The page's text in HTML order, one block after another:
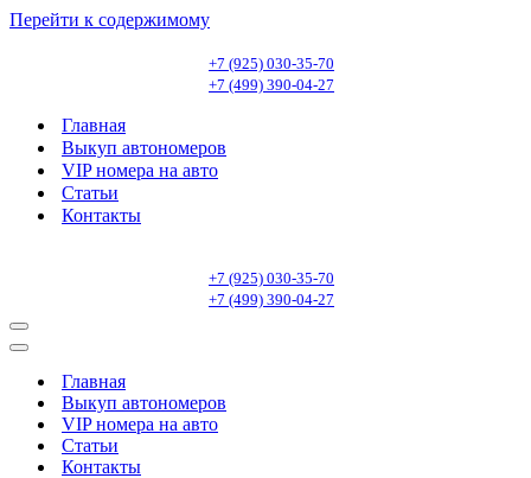
Перейти к содержимому
+7 (925) 030-35-70
+7 (499) 390-04-27
Главная
Выкуп автономеров
VIP номера на авто
Статьи
Контакты
+7 (925) 030-35-70
+7 (499) 390-04-27
Меню
навигации
Меню
навигацииГлавная
Выкуп автономеров
VIP номера на авто
Статьи
Контакты